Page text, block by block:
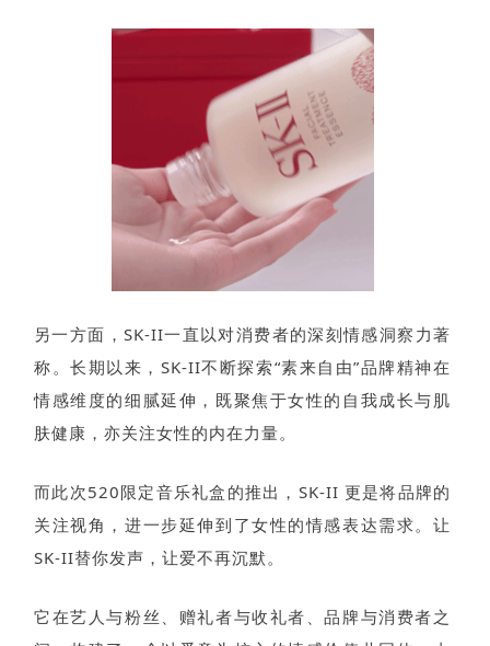
另一方面，SK-II一直以对消费者的深刻情感洞察力著
称。长期以来，SK-II不断探索“素来自由”品牌精神在
情感维度的细腻延伸，既聚焦于女性的自我成长与肌
肤健康，亦关注女性的内在力量。
而此次520限定音乐礼盒的推出，SK-II 更是将品牌的
关注视角，进一步延伸到了女性的情感表达需求。让
SK-II替你发声，让爱不再沉默。
它在艺人与粉丝、赠礼者与收礼者、品牌与消费者之